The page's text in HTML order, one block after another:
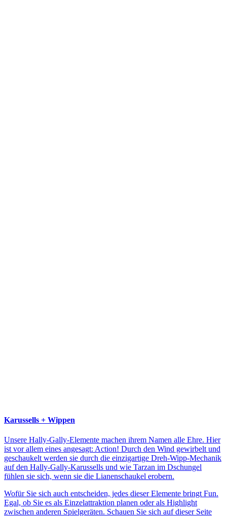
Karussells + Wippen
Unsere Hally-Gally-Elemente machen ihrem Namen alle Ehre. Hier
ist vor allem eines angesagt: Action! Durch den Wind gewirbelt und
geschaukelt werden sie durch die einzigartige Dreh-Wipp-Mechanik
auf den Hally-Gally-Karussells und wie Tarzan im Dschungel
fühlen sie sich, wenn sie die Lianenschaukel erobern.
Wofür Sie sich auch entscheiden, jedes dieser Elemente bringt Fun.
Egal, ob Sie es als Einzelattraktion planen oder als Highlight
zwischen anderen Spielgeräten. Schauen Sie sich auf dieser Seite